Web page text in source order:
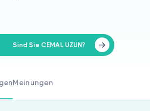
Sind Sie CEMAL UZUN?
Meinungen